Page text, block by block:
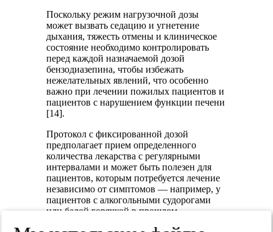
Поскольку режим нагрузочной дозы
может вызвать седацию и угнетение
дыхания, тяжесть отмены и клиническое
состояние необходимо контролировать
перед каждой назначаемой дозой
бензодиазепина, чтобы избежать
нежелательных явлений, что особенно
важно при лечении пожилых пациентов и
пациентов с нарушением функции печени
[14].
Протокол с фиксированной дозой
предполагает прием определенного
количества лекарства с регулярными
интервалами и может быть полезен для
пациентов, которым потребуется лечение
независимо от симптомов — например, у
пациентов с алкогольными судорогами
или белой горячкой в прошлом.